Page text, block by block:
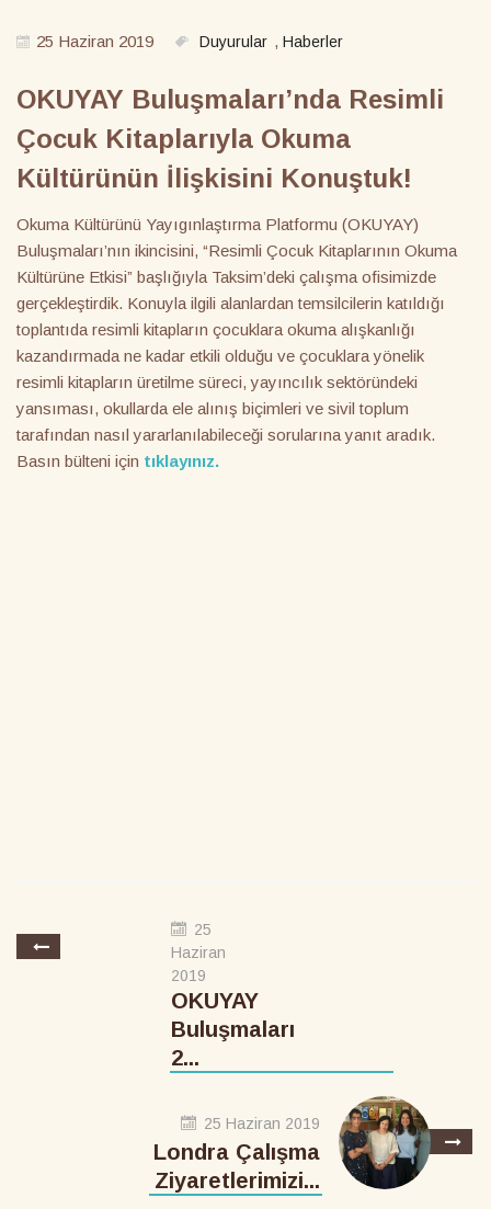
25 Haziran 2019 Duyurular , Haberler
OKUYAY Buluşmaları’nda Resimli
Çocuk Kitaplarıyla Okuma
Kültürünün İlişkisini Konuştuk!
Okuma Kültürünü Yayıgınlaştırma Platformu (OKUYAY)
Buluşmaları’nın ikincisini, “Resimli Çocuk Kitaplarının Okuma
Kültürüne Etkisi” başlığıyla Taksim’deki çalışma ofisimizde
gerçekleştirdik. Konuyla ilgili alanlardan temsilcilerin katıldığı
toplantıda resimli kitapların çocuklara okuma alışkanlığı
kazandırmada ne kadar etkili olduğu ve çocuklara yönelik
resimli kitapların üretilme süreci, yayıncılık sektöründeki
yansıması, okullarda ele alınış biçimleri ve sivil toplum
tarafından nasıl yararlanılabileceği sorularına yanıt aradık.
Basın bülteni için tıklayınız.
25
Haziran
2019
OKUYAY
Buluşmaları
2...
25 Haziran 2019
Londra Çalışma
Ziyaretlerimizi...